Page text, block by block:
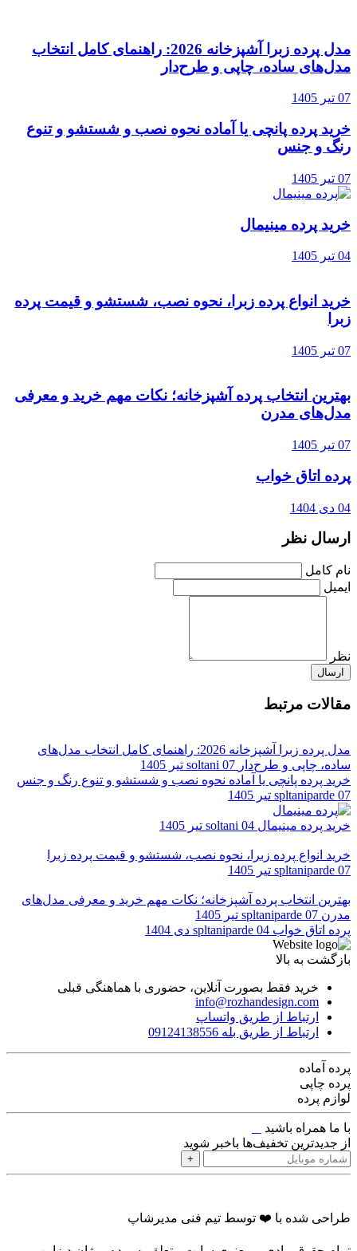
مدل پرده زبرا آشپزخانه 2026: راهنمای کامل انتخاب
مدل‌های ساده، چاپی و طرح‌دار
07 تیر 1405
خرید پرده پانچی یا آماده نحوه نصب و شستشو و تنوع
رنگ و جنس
07 تیر 1405
خرید پرده مینیمال
04 تیر 1405
خرید انواع پرده زبرا، نحوه نصب، شستشو و قیمت پرده
زبرا
07 تیر 1405
بهترین انتخاب پرده آشپزخانه؛ نکات مهم خرید و معرفی
مدل‌های مدرن
07 تیر 1405
پرده اتاق خواب
04 دی 1404
ارسال نظر
نام کامل
ایمیل
نظر
ارسال
مقالات مرتبط
مدل پرده زبرا آشپزخانه 2026: راهنمای کامل انتخاب مدل‌های
ساده، چاپی و طرح‌دار
soltani 07 تیر 1405
خرید پرده پانچی یا آماده نحوه نصب و شستشو و تنوع رنگ و جنس
spltaniparde 07 تیر 1405
خرید پرده مینیمال soltani 04 تیر 1405
خرید انواع پرده زبرا، نحوه نصب، شستشو و قیمت پرده زبرا
spltaniparde 07 تیر 1405
بهترین انتخاب پرده آشپزخانه؛ نکات مهم خرید و معرفی مدل‌های
مدرن
spltaniparde 07 تیر 1405
پرده اتاق خواب
spltaniparde 04 دی 1404
بازگشت به بالا
خرید فقط بصورت آنلاین، حضوری با هماهنگی قبلی
info@rozhandesign.com
ارتباط از طریق واتساپ
ارتباط از طریق بله 09124138556
پرده‌ آماده
پرده چاپی
لوازم پرده
با ما همراه باشید
از جدیدترین تخفیف‌ها باخبر شوید
+
طراحی شده با ❤️ توسط تیم فنی مدیرشاپ